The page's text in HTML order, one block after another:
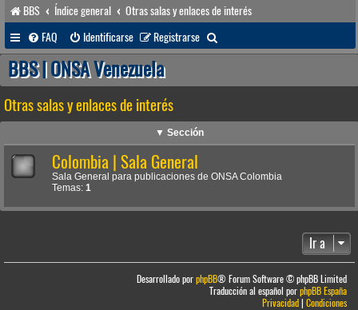
BBS Índice general
Otras salas y enlaces de interés
FAQ
Identificarse Registrarse
u
a
r
BBS | ONSA Venezuela
Otras salas y enlaces de interés
▼ Sección
Colombia | Sala General
Sala General para publicaciones de ONSA Colombia
Temas: 1
Ir a
Desarrollado porphpBB® Forum Software © phpBB Limited
Traducción al español porphpBB España
Privacidad|Condiciones